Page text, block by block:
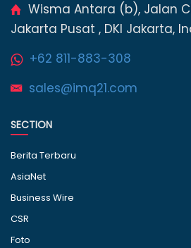
Wisma Antara (b), Jalan
Jakarta Pusat , DKI Jakarta,
+62 811-883-308
sales@imq21.com
SECTION
Berita Terbaru
AsiaNet
Business Wire
CSR
Foto